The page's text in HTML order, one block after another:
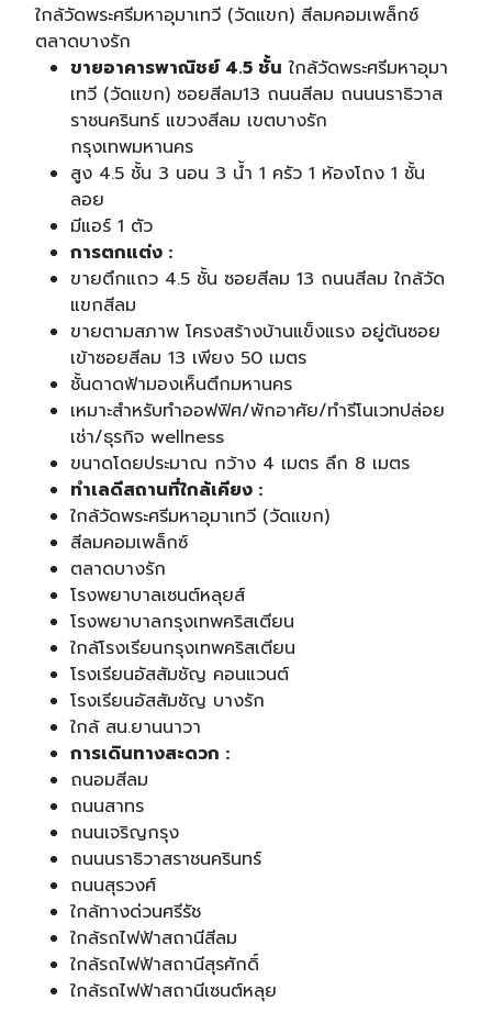
ใกล้วัดพระศรีมหาอุมาเทวี (วัดแขก) สีลมคอมเพล็กซ์
ตลาดบางรัก
ขายอาคารพาณิชย์ 4.5 ชั้น ใกล้วัดพระศรีมหาอุมา
เทวี (วัดแขก) ซอยสีลม13 ถนนสีลม ถนนนราธิวาส
ราชนครินทร์ แขวงสีลม เขตบางรัก
กรุงเทพมหานคร
สูง 4.5 ชั้น 3 นอน 3 น้ำ 1 ครัว 1 ห้องโถง 1 ชั้น
ลอย
มีแอร์ 1 ตัว
การตกแต่ง :
ขายตึกแถว 4.5 ชั้น ซอยสีลม 13 ถนนสีลม ใกล้วัด
แขกสีลม
ขายตามสภาพ โครงสร้างบ้านแข็งแรง อยู่ต้นซอย
เข้าซอยสีลม 13 เพียง 50 เมตร
ชั้นดาดฟ้ามองเห็นตึกมหานคร
เหมาะสำหรับทำออฟฟิศ/พักอาศัย/ทำรีโนเวทปล่อย
เช่า/ธุรกิจ wellness
ขนาดโดยประมาณ กว้าง 4 เมตร ลึก 8 เมตร
ทำเลดีสถานที่ใกล้เคียง :
ใกล้วัดพระศรีมหาอุมาเทวี (วัดแขก)
สีลมคอมเพล็กซ์
ตลาดบางรัก
โรงพยาบาลเซนต์หลุยส์
โรงพยาบาลกรุงเทพคริสเตียน
ใกล้โรงเรียนกรุงเทพคริสเตียน
โรงเรียนอัสสัมชัญ คอนแวนต์
โรงเรียนอัสสัมชัญ บางรัก
ใกล้ สน.ยานนาวา
การเดินทางสะดวก :
ถนอมสีลม
ถนนสาทร
ถนนเจริญกรุง
ถนนนราธิวาสราชนครินทร์
ถนนสุรวงศ์
ใกล้ทางด่วนศรีรัช
ใกล้รถไฟฟ้าสถานีสีลม
ใกล้รถไฟฟ้าสถานีสุรศักดิ์
ใกล้รถไฟฟ้าสถานีเซนต์หลุย